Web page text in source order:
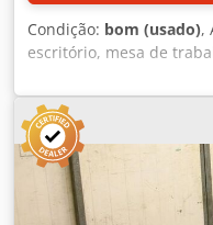
Condição: bom (usado),
escritório, mesa de
de montagem, mesa de
Ceha, mesa multiuso
Profundidade: 600 mm -
Crodpfxjywuvzo Agdsf -
facilmente
mesas disponíveis -
transporte: 1200/600/